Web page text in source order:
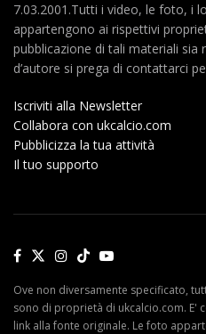
7.03.2001.Tutti i video, le foto, i
appartengono ai rispettivi
pubblicazione di tali materiali sia
d’autore si prega di contattarci
Iscriviti alla Newsletter
Collabora con ukcalcio.com
Pubblicizza la tua attività
Il tuo supporto
Ove non diversamente specificato,
sono di proprietà di ukcalcio.com. E'
link alla fonte originale. Le foto